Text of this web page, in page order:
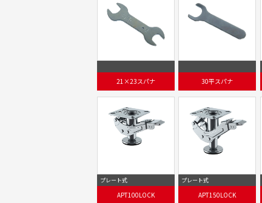
21×23スパナ 30平スパナ
プレート式
APT100LOCK
プレート式
APT150LOCK